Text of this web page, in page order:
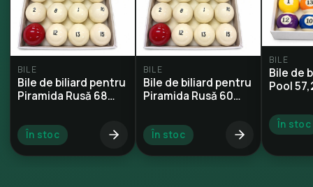
BILE
Bile de biliard pentru
Piramida Rusă 68
În stoc
BILE
Bile de biliard pentru
Piramida Rusă 60
În stoc
BILE
Bile de
Pool
În stoc